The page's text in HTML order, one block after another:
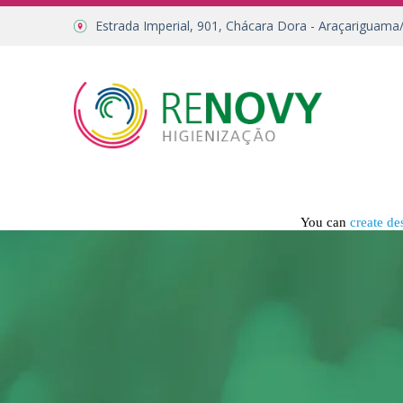
Estrada Imperial, 901, Chácara Dora -
You can create